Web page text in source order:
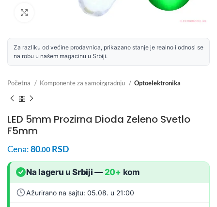
Za razliku od većine prodavnica, prikazano stanje je realno i odnosi se
na robu u našem magacinu u Srbiji.
Početna Komponente za samoizgradnju Optoelektronika
LED 5mm Prozirna Dioda Zeleno Svetlo
F5mm
Cena:80.00 RSD
Na lageru u Srbiji — 20+ kom
Ažurirano na sajtu: 05.08. u 21:00